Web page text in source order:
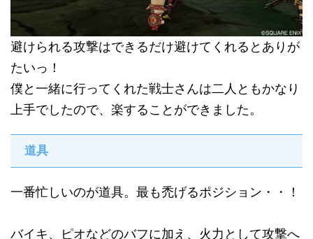
避けられる攻撃はできるだけ避けてくれるとありが
たいっ！
僕と一緒に行ってくれた戦士さんは二人ともかなり
上手でしたので、楽することができました。
道具
一番忙しいのが道具。最も禿げるポジション・・！
バイキ、ピオなどのバフに加え、火力として攻撃へ